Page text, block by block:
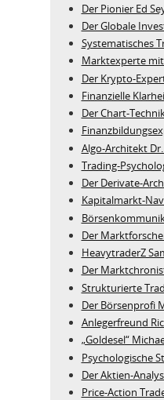
Der Pionier Ed
Der Globale
Systematisches
Marktexperte
Der Krypto-
Finanzielle
Der Chart-
Algo‑Architekt
Trading-
Der
Kapitalmarkt-
Der
HeavytraderZ
Der
Strukturierte
Der Börsenprofi
Anlegerfreund
„Goldesel“
Psychologische
Der Aktien-
Price-Action